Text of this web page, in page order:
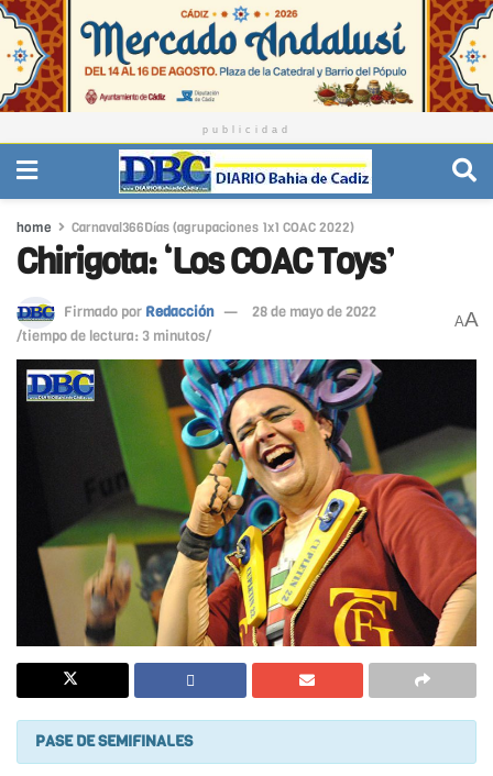
publicidad
home Carnaval366Días (agrupaciones 1x1 COAC 2022)
Chirigota: ‘Los COAC Toys’
Firmado por Redacción
28 de mayo de 2022
/tiempo de lectura: 3 minutos/
AA
PASE DE SEMIFINALES